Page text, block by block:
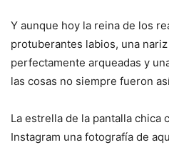
Y aunque hoy la reina de los
protuberantes labios, una
perfectamente arqueadas y
las cosas no siempre fueron
La estrella de la pantalla chica
Instagram una fotografía de